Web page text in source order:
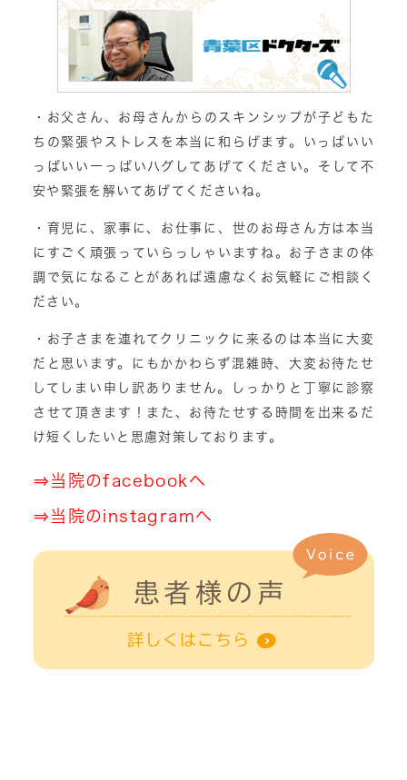
・お父さん、お母さんからのスキンシップが子どもた
ちの緊張やストレスを本当に和らげます。いっぱいい
っぱいいーっぱいハグしてあげてください。そして不
安や緊張を解いてあげてくださいね。
・育児に、家事に、お仕事に、世のお母さん方は本当
にすごく頑張っていらっしゃいますね。お子さまの体
調で気になることがあれば遠慮なくお気軽にご相談く
ださい。
・お子さまを連れてクリニックに来るのは本当に大変
だと思います。にもかかわらず混雑時、大変お待たせ
してしまい申し訳ありません。しっかりと丁寧に診察
させて頂きます！また、お待たせする時間を出来るだ
け短くしたいと思慮対策しております。
⇒当院のfacebookへ
⇒当院のinstagramへ